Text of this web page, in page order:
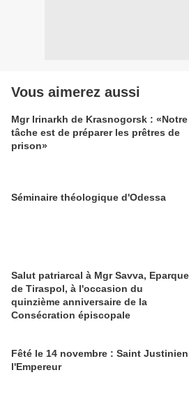
Vous aimerez aussi
Mgr Irinarkh de Krasnogorsk : «Notre
tâche est de préparer les prêtres de
prison»
Séminaire théologique d'Odessa
Salut patriarcal à Mgr Savva, Eparque
de Tiraspol, à l'occasion du
quinzième anniversaire de la
Consécration épiscopale
Fêté le 14 novembre : Saint Justinien
l'Empereur